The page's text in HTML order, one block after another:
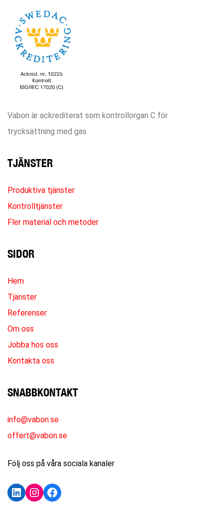
Vabon är ackrediterat som kontrollorgan C för
trycksättning med gas
TJÄNSTER
Produktiva tjänster
Kontrolltjänster
Fler material och metoder
SIDOR
Hem
Tjänster
Referenser
Om oss
Jobba hos oss
Kontakta oss
SNABBKONTAKT
info@vabon.se
offert@vabon.se
Följ oss på våra sociala kanaler
LinkedIn
Instagram
Facebook